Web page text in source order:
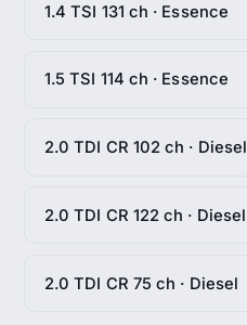
1.4 TSI 131 ch · Essence
1.5 TSI 114 ch · Essence
2.0 TDI CR 102 ch · Diesel
2.0 TDI CR 122 ch · Diesel
2.0 TDI CR 75 ch · Diesel